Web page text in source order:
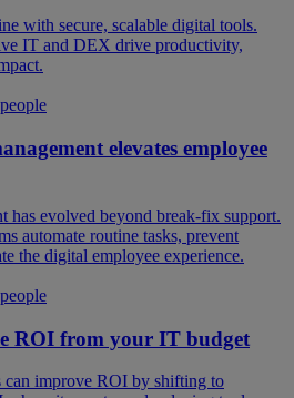
with secure, scalable digital tools.
IT and DEX drive productivity,
elevates employee
has evolved beyond break-fix support.
automate routine tasks, prevent
the digital employee experience.
ROI from your IT budget
can improve ROI by shifting to